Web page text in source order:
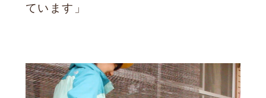
ています」